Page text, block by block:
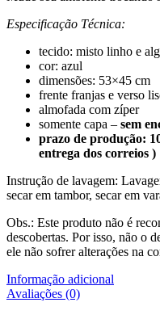
Especificação Técnica:
tecido: misto linho e
cor: azul
dimensões: 53×45 cm
frente franjas e verso
almofada com zíper
somente capa – sem
prazo de produção:
entrega dos correios )
Instrução de lavagem:
secar em tambor, secar em
Obs.: Este produto não é
descobertas. Por isso, não o
ele não sofrer alterações na
Informação adicional
Avaliações (0)